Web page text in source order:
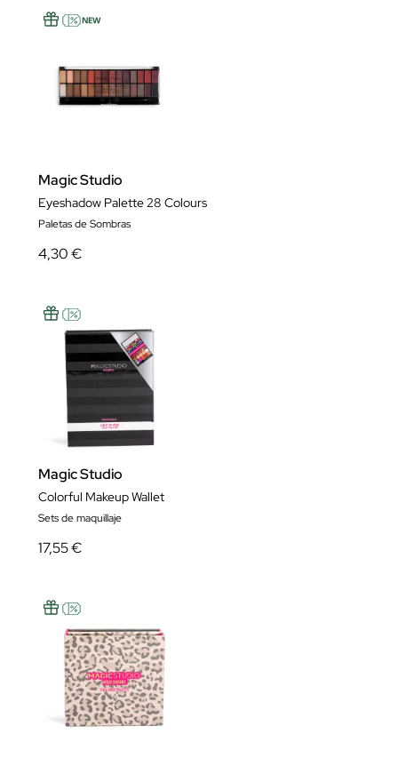
Magic Studio
Eyeshadow Palette 28 Colours
Paletas de Sombras
4,30 €
Magic Studio
Colorful Makeup Wallet
Sets de maquillaje
17,55 €